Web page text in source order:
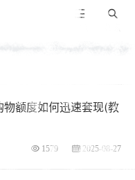
物额度如何迅速套现(教
1579 2025-08-27